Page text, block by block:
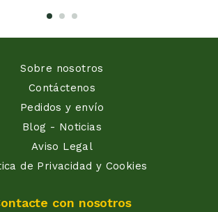
Sobre nosotros
Contáctenos
Pedidos y envío
Blog - Noticias
Aviso Legal
de Privacidad y Cookies
con nosotros